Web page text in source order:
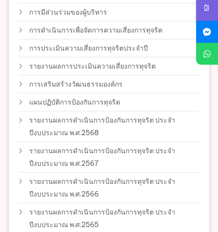
การมีส่วนร่วมของผู้บริหาร
การดำเนินการเพื่อจัดการความเสี่ยงการทุจริต
การประเมินความเสี่ยงการทุจริตประจำปี
รายงานผลการประเมินความเสี่ยงการทุจริต
การเสริมสร้างวัฒนธรรมองค์กร
แผนปฏิบัติการป้องกันการทุจริต
รายงานผลการดำเนินการป้องกันการทุจริต ประจำ
ปีงบประมาณ พ.ศ.2568
รายงานผลการดำเนินการป้องกันการทุจริต ประจำ
ปีงบประมาณ พ.ศ.2567
รายงานผลการดำเนินการป้องกันการทุจริต ประจำ
ปีงบประมาณ พ.ศ.2566
รายงานผลการดำเนินการป้องกันการทุจริต ประจำ
ปีงบประมาณ พ.ศ.2565